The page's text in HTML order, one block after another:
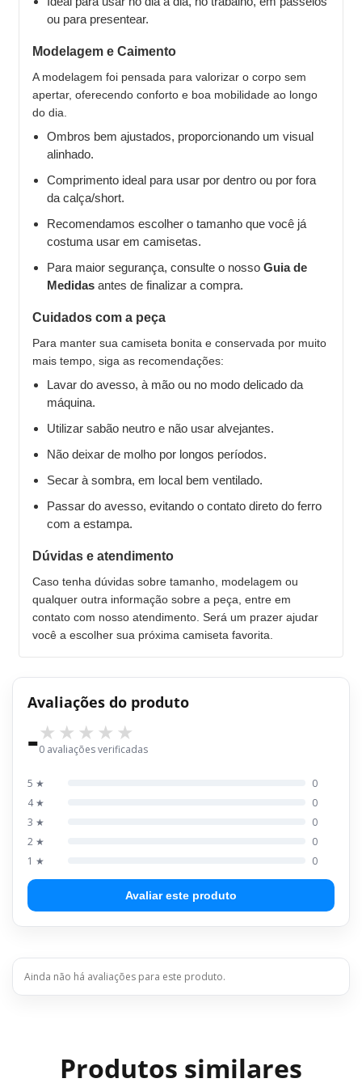
ou para presentear.
Modelagem e Caimento
A modelagem foi pensada para valorizar o corpo sem
apertar, oferecendo conforto e boa mobilidade ao longo
do dia.
Ombros bem ajustados, proporcionando um visual
alinhado.
Comprimento ideal para usar por dentro ou por fora
da calça/short.
Recomendamos escolher o tamanho que você já
costuma usar em camisetas.
Para maior segurança, consulte o nosso Guia de
Medidas antes de finalizar a compra.
Cuidados com a peça
Para manter sua camiseta bonita e conservada por muito
mais tempo, siga as recomendações:
Lavar do avesso, à mão ou no modo delicado da
máquina.
Utilizar sabão neutro e não usar alvejantes.
Não deixar de molho por longos períodos.
Secar à sombra, em local bem ventilado.
Passar do avesso, evitando o contato direto do ferro
com a estampa.
Dúvidas e atendimento
Caso tenha dúvidas sobre tamanho, modelagem ou
qualquer outra informação sobre a peça, entre em
contato com nosso atendimento. Será um prazer ajudar
você a escolher sua próxima camiseta favorita.
Avaliações do produto
-0 avaliações verificadas
5 ★
0
4 ★
0
3 ★
0
2 ★
0
1 ★
0
Avaliar este produto
Ainda não há avaliações para este produto.
Produtos similares